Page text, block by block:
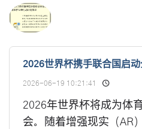
2026世界杯携手联合国启
2026-06-19 10:21:41
2026年世界杯将成为体
会。随着增强现实（AR